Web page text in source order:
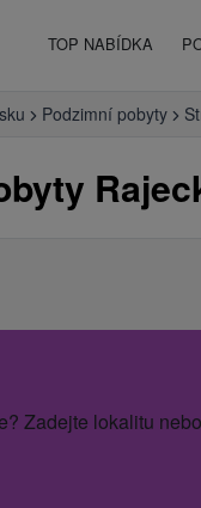
TOP NABÍDKA
Podzimní pobyty
Zadejte lokalitu nebo